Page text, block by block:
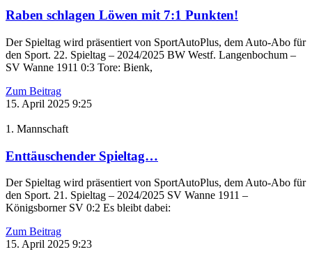
Raben schlagen Löwen mit 7:1 Punkten!
Der Spieltag wird präsentiert von SportAutoPlus, dem Auto-Abo für
den Sport. 22. Spieltag – 2024/2025 BW Westf. Langenbochum –
SV Wanne 1911 0:3 Tore: Bienk,
Zum Beitrag
15. April 2025 9:25
1. Mannschaft
Enttäuschender Spieltag…
Der Spieltag wird präsentiert von SportAutoPlus, dem Auto-Abo für
den Sport. 21. Spieltag – 2024/2025 SV Wanne 1911 –
Königsborner SV 0:2 Es bleibt dabei:
Zum Beitrag
15. April 2025 9:23